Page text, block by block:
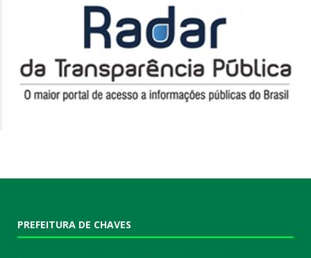
PREFEITURA DE CHAVES